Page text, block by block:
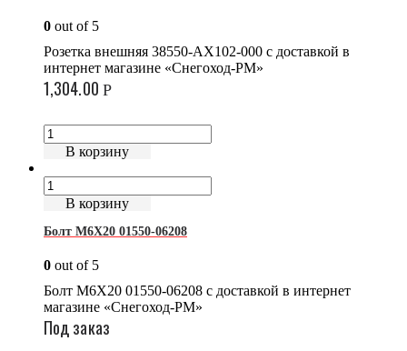
0 out of 5
Розетка внешняя 38550-AX102-000 с доставкой в
интернет магазине «Снегоход-РМ»
1,304.00 Р
В корзину
В корзину
Болт М6Х20 01550-06208
0 out of 5
Болт М6Х20 01550-06208 с доставкой в интернет
магазине «Снегоход-РМ»
Под заказ